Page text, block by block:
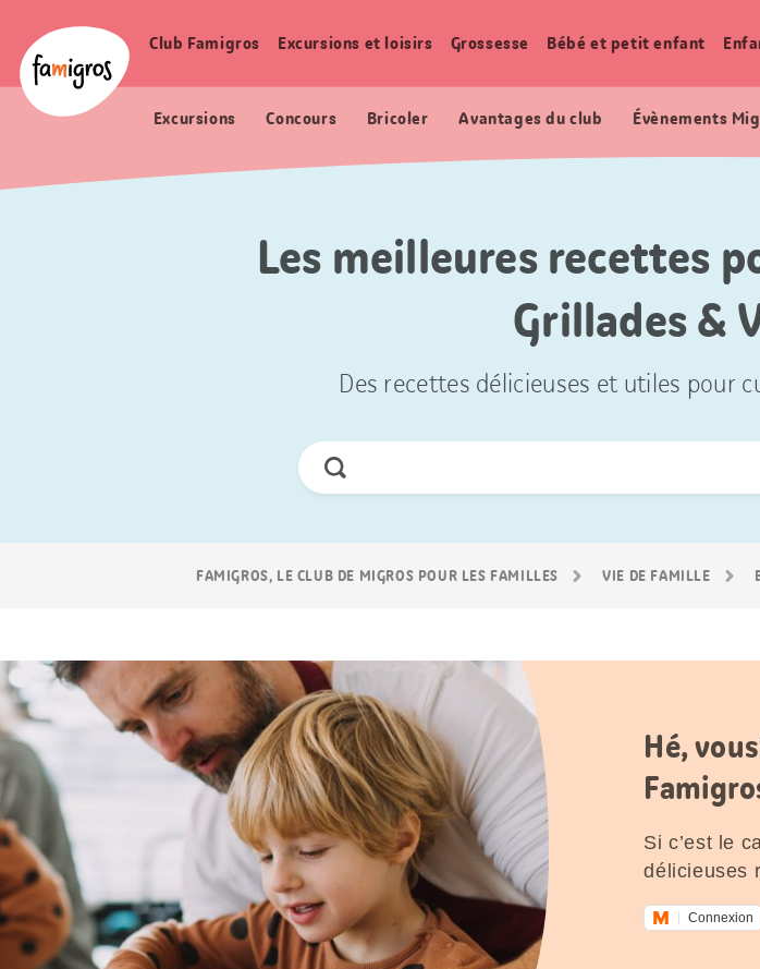
navigation
Logo
Navigation
Club Famigros Excursions et loisirs Grossesse Bébé et petit enfant
Excursions Concours Bricoler Avantages du club Évènements
Les meilleures recettes
Grillades &
Des recettes délicieuses et utiles pour
Chercher
FAMIGROS, LE CLUB DE MIGROS POUR LES FAMILLES VIE DE FAMILLE
Hé,
Si c’est le
délicieuses
Connexion